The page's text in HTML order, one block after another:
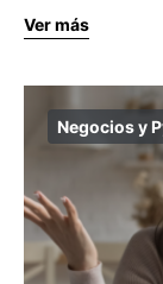
Ver más
Negocios y